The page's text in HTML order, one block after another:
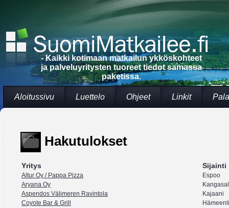
- Kaikki kotimaan matkailun ykköskohteet
ja palveluyritysten tuoreet tiedot samassa
paketissa.
Aloitussivu Luettelo Ohjeet Linkit
Hakutulokset
Yritys Sijainti
Altur Oy / Pappa Pizza
Espoo
Aryana Oy
Aspendos Välimeren Ravintola
Kajaani
Coyote Bar & Grill